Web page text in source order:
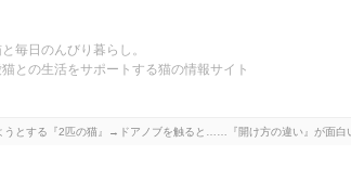
毎日のんびり暮らし。
との生活をサポートする猫の情報サイト
うとする『2匹の猫』→ドアノブを触ると……『開け方の違い』が面白